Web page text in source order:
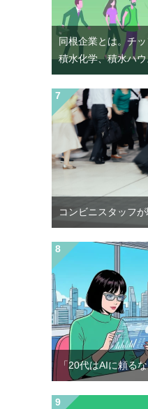
同根企業とは。チ
積水化学、積水ハ
コンビニスタッフ
「20代はAIに頼る